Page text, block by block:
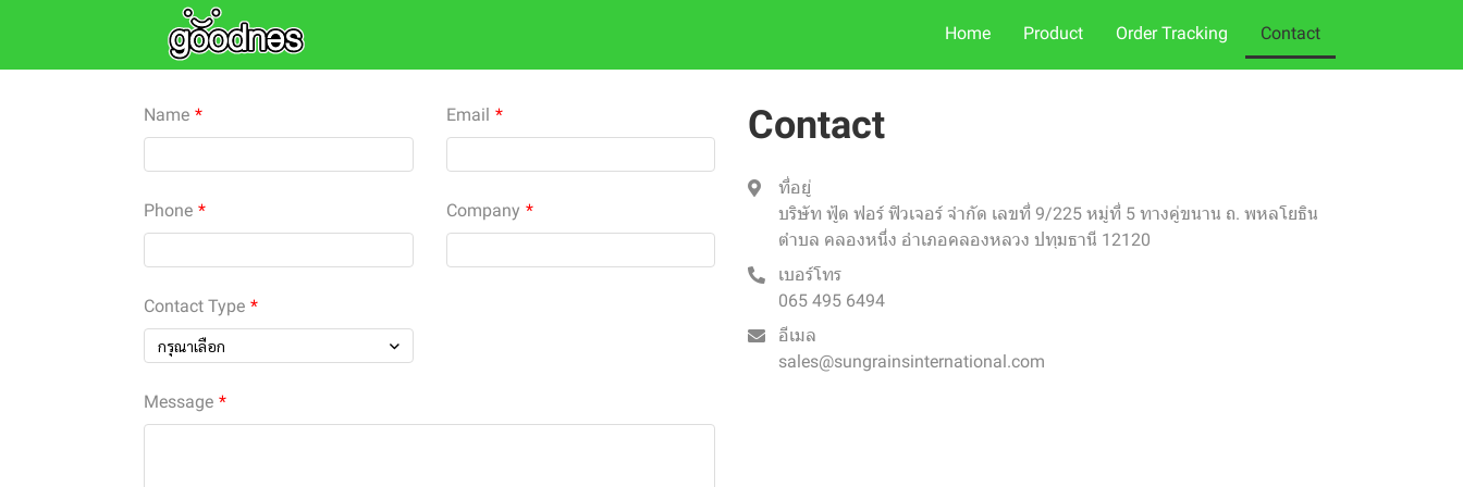
Home Product Order Tracking Contact
Name Email
Phone Company
Contact Type
กรุณาเลือก
Message
Contact
ที่อยู่
บริษัท ฟู้ด ฟอร์ ฟิวเจอร์ จำกัด เลขที่ 9/225 หมู่ที่ 5 ทางคู่ขนาน ถ. พหลโยธิน
ตำบล คลองหนึ่ง อำเภอคลองหลวง ปทุมธานี 12120
เบอร์โทร
065 495 6494
อีเมล
sales@sungrainsinternational.com